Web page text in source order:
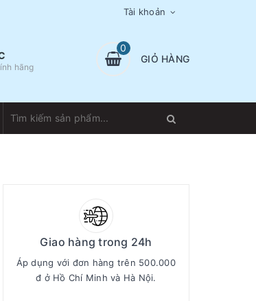
Tài khoản
hãng
0
GIỎ HÀNG
Giao hàng trong 24h
Áp dụng với đơn hàng trên 500.000
đ ở Hồ Chí Minh và Hà Nội.